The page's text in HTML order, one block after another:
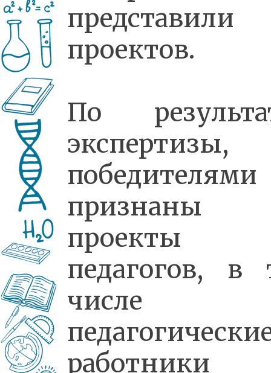
проектов.
По
экспертизы,
победителями
признаны
проекты
педагогов, в
числе
работники